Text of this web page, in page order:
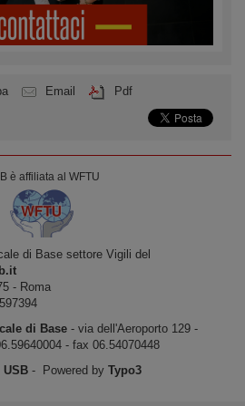
Email Pdf
è affiliata al WFTU
di Base settore Vigili del
‐ Roma
di Base ‐ via dell'Aeroporto 129 -
- fax 06.54070448
USB ‐ Powered by Typo3